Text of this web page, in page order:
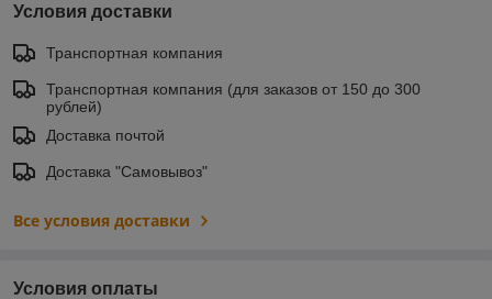
Условия доставки
Транспортная компания
Транспортная компания (для заказов от 150 до 300
рублей)
Доставка почтой
Доставка "Самовывоз"
Все условия доставки
Условия оплаты